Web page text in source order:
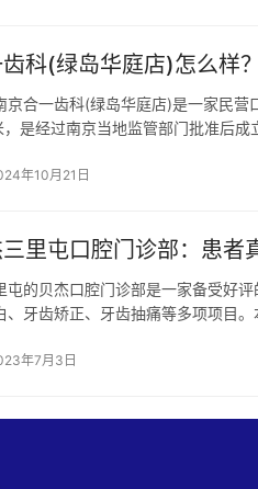
科(绿岛华庭店)怎么样
京合一齿科(绿岛华庭店)是一家民
是经过南京当地监管部门批准后成
年10月21日
里屯口腔门诊部：患者
屯的贝杰口腔门诊部是一家备受好
、牙齿矫正、牙齿抽痛等多项项目
年7月3日